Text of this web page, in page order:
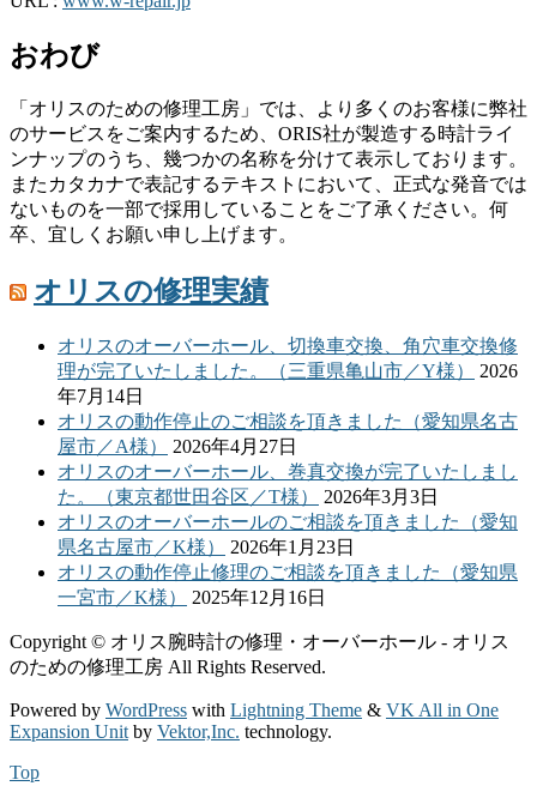
おわび
「オリスのための修理工房」では、より多くのお客様に弊社
のサービスをご案内するため、ORIS社が製造する時計ライ
ンナップのうち、幾つかの名称を分けて表示しております。
またカタカナで表記するテキストにおいて、正式な発音では
ないものを一部で採用していることをご了承ください。何
卒、宜しくお願い申し上げます。
オリスの修理実績
オリスのオーバーホール、切換車交換、角穴車交換修
理が完了いたしました。（三重県亀山市／Y様）
2026
年7月14日
オリスの動作停止のご相談を頂きました（愛知県名古
屋市／A様）
2026年4月27日
オリスのオーバーホール、巻真交換が完了いたしまし
た。（東京都世田谷区／T様）
2026年3月3日
オリスのオーバーホールのご相談を頂きました（愛知
県名古屋市／K様）
2026年1月23日
オリスの動作停止修理のご相談を頂きました（愛知県
一宮市／K様）
2025年12月16日
Copyright © オリス腕時計の修理・オーバーホール - オリス
のための修理工房 All Rights Reserved.
Powered by WordPress with Lightning Theme & VK All in One
Expansion Unit by Vektor,Inc. technology.
Top